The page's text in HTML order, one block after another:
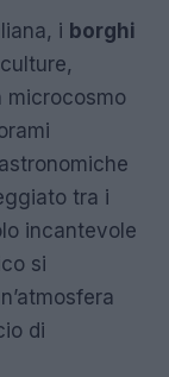
i borghi
microcosmo
tra i
incantevole
si
di